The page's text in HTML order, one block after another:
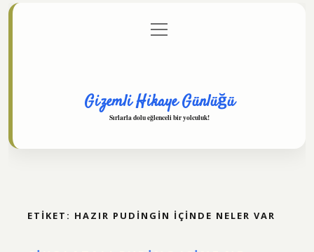
Gizlilik Politikası
menüyü
aç
Gizemli Hikaye Günlüğü
Sırlarla dolu eğlenceli bir yolculuk!
ETIKET: HAZIR PUDINGIN IÇINDE NELER VAR